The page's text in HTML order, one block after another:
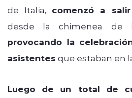
de Italia, comenzó a
desde la chimenea de
provocando la
asistentes que estaban en
Luego de un total de